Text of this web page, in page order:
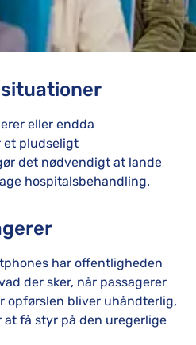
eller endda
et pludseligt
det nødvendigt at lande
hospitalsbehandling.
har offentligheden
der sker, når passagerer
opførslen bliver uhåndterlig,
få styr på den uregerlige